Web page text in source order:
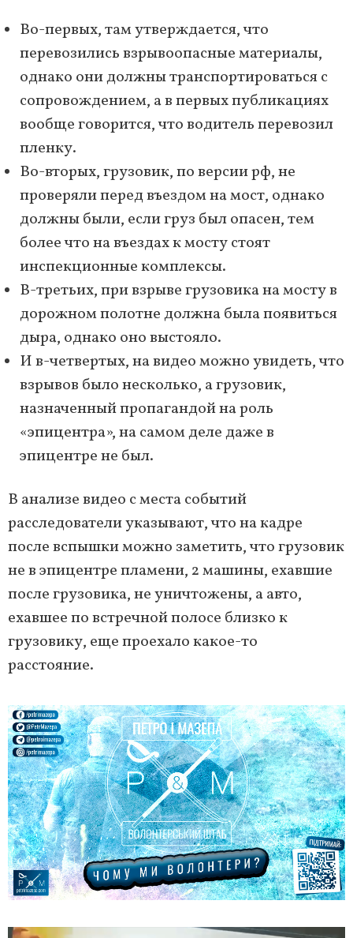
Во-первых, там утверждается, что
перевозились взрывоопасные материалы,
однако они должны транспортироваться с
сопровождением, а в первых публикациях
вообще говорится, что водитель перевозил
пленку.
Во-вторых, грузовик, по версии рф, не
проверяли перед въездом на мост, однако
должны были, если груз был опасен, тем
более что на въездах к мосту стоят
инспекционные комплексы.
В-третьих, при взрыве грузовика на мосту в
дорожном полотне должна была появиться
дыра, однако оно выстояло.
И в-четвертых, на видео можно увидеть, что
взрывов было несколько, а грузовик,
назначенный пропагандой на роль
«эпицентра», на самом деле даже в
эпицентре не был.
В анализе видео с места событий
расследователи указывают, что на кадре
после вспышки можно заметить, что грузовик
не в эпицентре пламени, 2 машины, ехавшие
после грузовика, не уничтожены, а авто,
ехавшее по встречной полосе близко к
грузовику, еще проехало какое-то
расстояние.